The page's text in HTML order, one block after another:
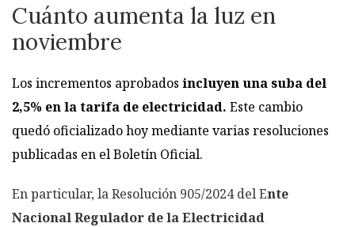
Cuánto aumenta la luz en
noviembre
Los incrementos aprobados incluyen una suba del
2,5% en la tarifa de electricidad. Este cambio
quedó oficializado hoy mediante varias resoluciones
publicadas en el Boletín Oficial.
En particular, la Resolución 905/2024 del Ente
Nacional Regulador de la Electricidad